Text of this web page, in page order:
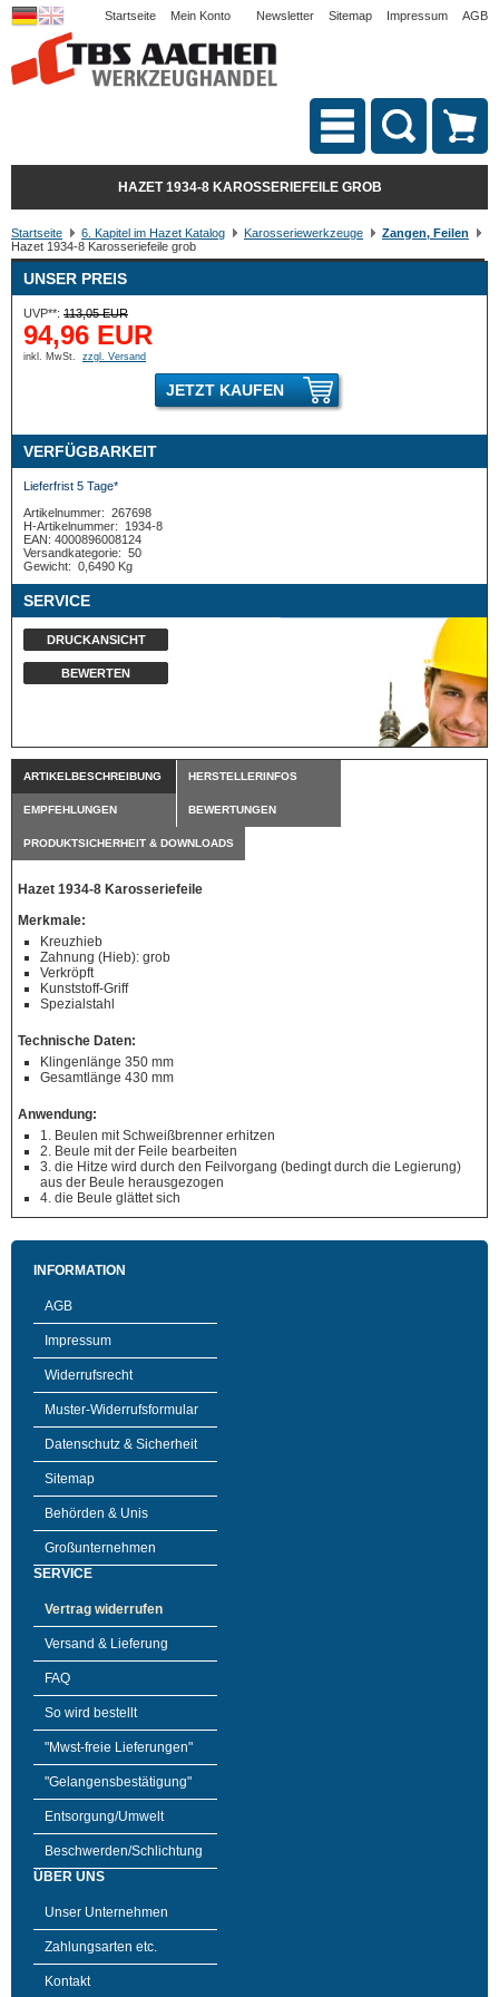
Startseite Mein Konto Newsletter Sitemap Impressum AGB
HAZET 1934-8 KAROSSERIEFEILE GROB
Startseite 6. Kapitel im Hazet Katalog Karosseriewerkzeuge
Zangen, Feilen
Hazet 1934-8 Karosseriefeile grob
UNSER PREIS
UVP**: 113,05 EUR
94,96 EUR
inkl. MwSt. zzgl. Versand
JETZT KAUFEN
VERFÜGBARKEIT
Lieferfrist 5 Tage*
Artikelnummer: 267698
H-Artikelnummer:
1934-8
EAN: 4000896008124
Versandkategorie: 50
Gewicht: 0,6490 Kg
SERVICE
DRUCKANSICHT
BEWERTEN
ARTIKELBESCHREIBUNG HERSTELLERINFOS
EMPFEHLUNGEN BEWERTUNGEN
PRODUKTSICHERHEIT & DOWNLOADS
Hazet 1934-8 Karosseriefeile
Merkmale:
Kreuzhieb
Zahnung (Hieb): grob
Verkröpft
Kunststoff-Griff
Spezialstahl
Technische Daten:
Klingenlänge 350 mm
Gesamtlänge 430 mm
Anwendung:
1. Beulen mit Schweißbrenner erhitzen
2. Beule mit der Feile bearbeiten
3. die Hitze wird durch den Feilvorgang (bedingt durch die Legierung)
aus der Beule herausgezogen
4. die Beule glättet sich
INFORMATION
AGB
Impressum
Widerrufsrecht
Muster-Widerrufsformular
Datenschutz & Sicherheit
Sitemap
Behörden & Unis
Großunternehmen
SERVICE
Vertrag widerrufen
Versand & Lieferung
FAQ
So wird bestellt
"Mwst-freie Lieferungen"
"Gelangensbestätigung"
Entsorgung/Umwelt
Beschwerden/Schlichtung
ÜBER UNS
Unser Unternehmen
Zahlungsarten etc.
Kontakt